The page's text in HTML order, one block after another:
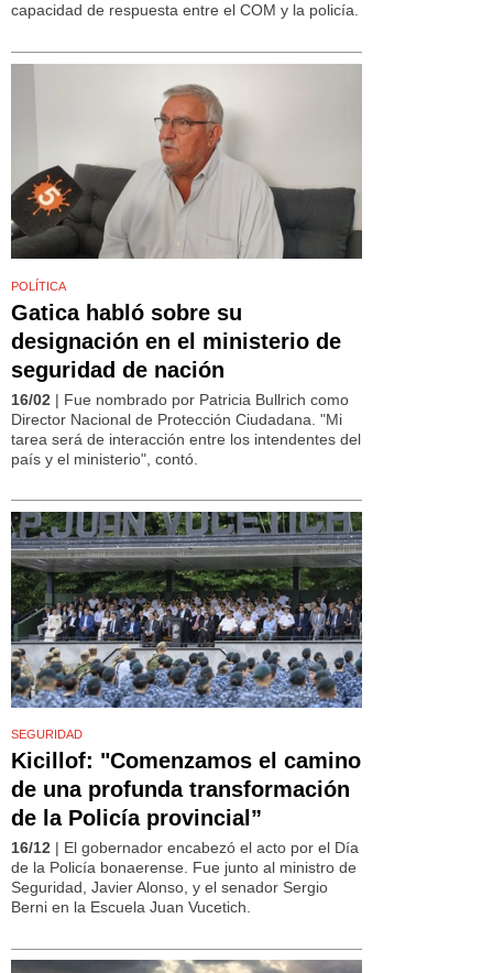
capacidad de respuesta entre el COM y la policía.
POLÍTICA
Gatica habló sobre su
designación en el ministerio de
seguridad de nación
16/02 | Fue nombrado por Patricia Bullrich como
Director Nacional de Protección Ciudadana. "Mi
tarea será de interacción entre los intendentes del
país y el ministerio", contó.
SEGURIDAD
Kicillof: "Comenzamos el camino
de una profunda transformación
de la Policía provincial”
16/12 | El gobernador encabezó el acto por el Día
de la Policía bonaerense. Fue junto al ministro de
Seguridad, Javier Alonso, y el senador Sergio
Berni en la Escuela Juan Vucetich.